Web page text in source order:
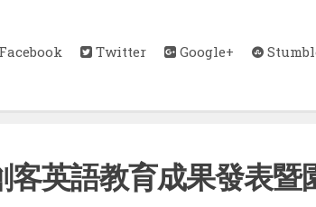
Facebook Twitter Google+
客英語教育成果發表暨